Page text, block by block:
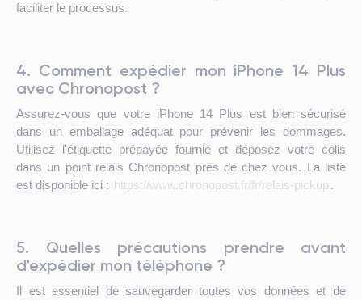
faciliter le processus.
4. Comment expédier mon iPhone 14 Plus
avec Chronopost ?
Assurez-vous que votre iPhone 14 Plus est bien sécurisé
dans un emballage adéquat pour prévenir les dommages.
Utilisez l'étiquette prépayée fournie et déposez votre colis
dans un point relais Chronopost près de chez vous. La liste
est disponible ici : https://www.chronopost.fr/fr/relais-pickup .
5. Quelles précautions prendre avant
d'expédier mon téléphone ?
Il est essentiel de sauvegarder toutes vos données et de